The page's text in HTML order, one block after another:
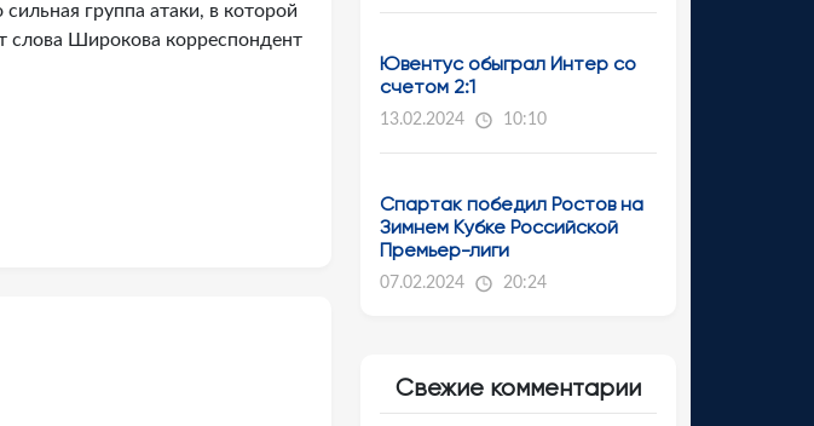
группа атаки, в которой
слова Широкова корреспондент
Ювентус обыграл Интер со
счетом 2:1
13.02.2024 10:10
Спартак победил Ростов на
Зимнем Кубке Российской
Премьер-лиги
07.02.2024 20:24
Свежие комментарии